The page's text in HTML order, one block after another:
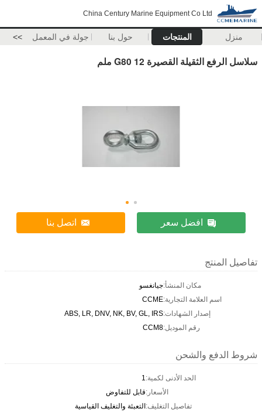
China Century Marine Equipment Co Ltd
منزل المنتجات حول بنا جولة في المعمل >>
سلاسل الرفع الثقيلة القصيرة G80 12 ملم
افضل سعر اتصل بنا
تفاصيل المنتج
مكان المنشأ:جيانغسو
اسم العلامة التجارية:CCME
إصدار الشهادات:ABS, LR, DNV, NK, BV, GL, IRS
رقم الموديل:CCM8
شروط الدفع والشحن
الحد الأدنى لكمية:1
الأسعار:قابل للتفاوض
تفاصيل التغليف:التعبئة والتغليف القياسية